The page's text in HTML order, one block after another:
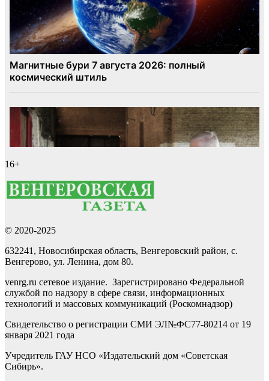
16+
© 2020-2025
632241, Новосибирская область, Венгеровский район, с.
Венгерово, ул. Ленина, дом 80.
venrg.ru сетевое издание. Зарегистрировано Федеральной
службой по надзору в сфере связи, информационных
технологий и массовых коммуникаций (Роскомнадзор)
Свидетельство о регистрации СМИ ЭЛ№ФС77-80214 от 19
января 2021 года
Учредитель ГАУ НСО «Издательский дом «Советская
Сибирь».